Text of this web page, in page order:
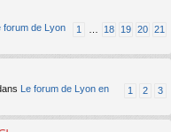
1 18 19 20 21
forum de Lyon
1 2 3
Le forum de Lyon en